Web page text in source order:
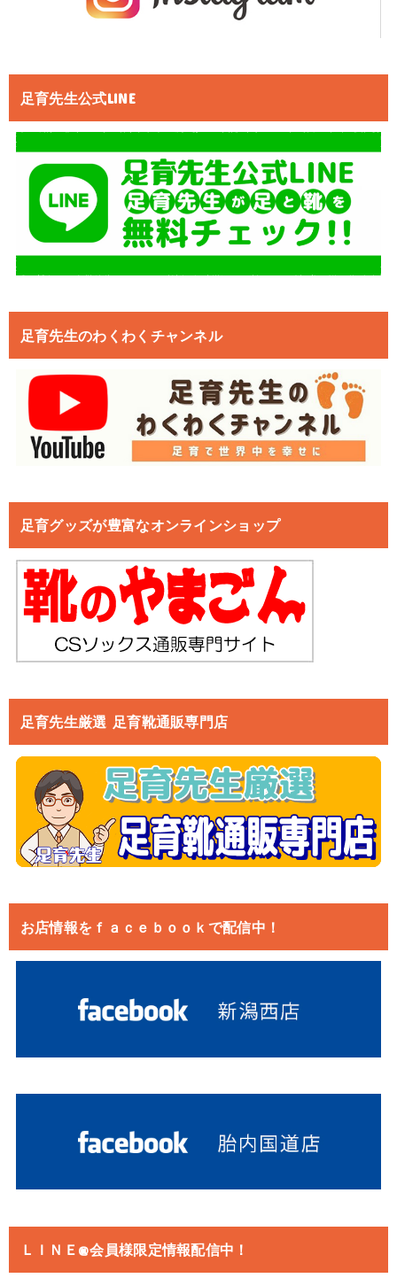
足育先生公式LINE
足育先生のわくわくチャンネル
足育グッズが豊富なオンラインショップ
足育先生厳選 足育靴通販専門店
お店情報をｆａｃｅｂｏｏｋで配信中！
ＬＩＮＥ@会員様限定情報配信中！